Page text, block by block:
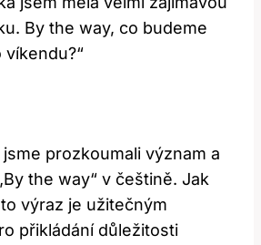
By the way, co budeme
víkendu?“
prozkoumali význam a
the way“ v češtině. Jak
výraz je užitečným
přikládání důležitosti